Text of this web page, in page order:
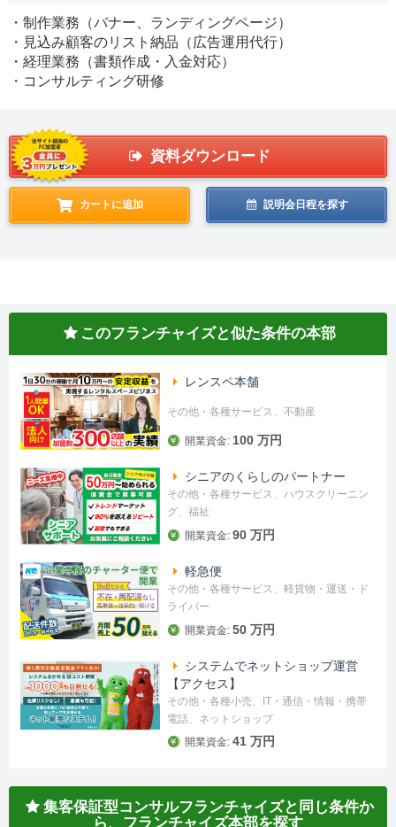
・制作業務（バナー、ランディングページ）
・見込み顧客のリスト納品（広告運用代行）
・経理業務（書類作成・入金対応）
・コンサルティング研修
資料ダウンロード
カートに追加 説明会日程を探す
このフランチャイズと似た条件の本部
レンスペ本舗
その他・各種サービス、不動産
開業資金: 100 万円
シニアのくらしのパートナー
その他・各種サービス、ハウスクリーニン
グ、福祉
開業資金: 90 万円
軽急便
その他・各種サービス、軽貨物・運送・ド
ライバー
開業資金: 50 万円
システムでネットショップ運営
【アクセス】
その他・各種小売、IT・通信・情報・携帯
電話、ネットショップ
開業資金: 41 万円
集客保証型コンサルフランチャイズと同じ条件か
ら、フランチャイズ本部を探す